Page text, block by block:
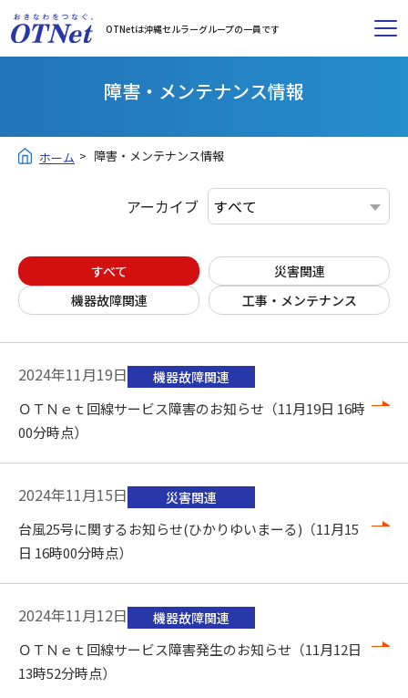
OTNetは沖縄セルラーグループの一員です
障害・メンテナンス情報
ホーム 障害・メンテナンス情報
アーカイブ
すべて
災害関連
機器故障関連
工事・メンテナンス
2024年11月19日 機器故障関連
ＯＴＮｅｔ回線サービス障害のお知らせ（11月19日 16時
00分時点）
2024年11月15日 災害関連
台風25号に関するお知らせ(ひかりゆいまーる)（11月15
日 16時00分時点）
2024年11月12日 機器故障関連
ＯＴＮｅｔ回線サービス障害発生のお知らせ（11月12日
13時52分時点）